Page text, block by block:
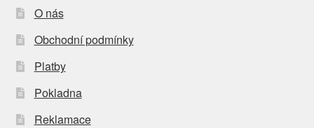
O nás
Obchodní podmínky
Platby
Pokladna
Reklamace